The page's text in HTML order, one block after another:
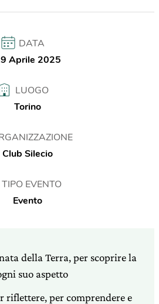
DATA
Aprile 2025
LUOGO
Torino
Club Silecio
TIPO EVENTO
Evento
della Terra, per scoprire la
suo aspetto
riflettere, per comprendere e